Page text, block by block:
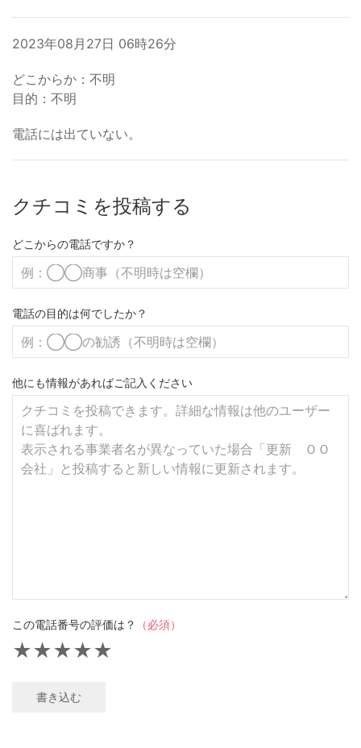
2023年08月27日 06時26分
どこからか：不明
目的：不明
電話には出ていない。
クチコミを投稿する
どこからの電話ですか？
電話の目的は何でしたか？
他にも情報があればご記入ください
この電話番号の評価は？ （必須）
★
★
★
★
★
書き込む